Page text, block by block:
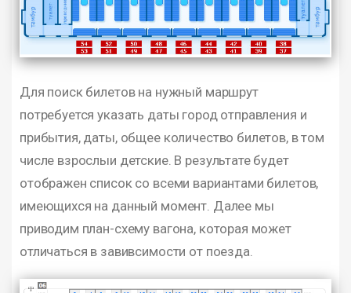
Для поиск билетов на нужный маршрут
потребуется указать даты город отправления и
прибытия, даты, общее количество билетов, в том
числе взрослыи детские. В результате будет
отображен список со всеми вариантами билетов,
имеющихся на данный момент. Далее мы
приводим план-схему вагона, которая может
отличаться в завивсимости от поезда.